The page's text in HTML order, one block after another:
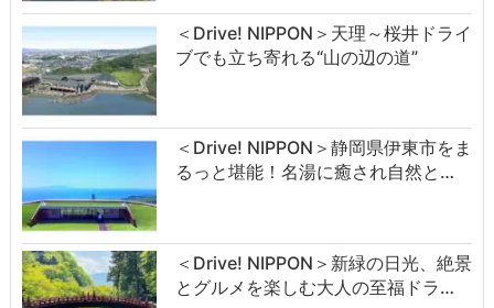
＜Drive! NIPPON＞天理～桜井ドライ
ブでも立ち寄れる“山の辺の道”
＜Drive! NIPPON＞静岡県伊東市をま
るっと堪能！名湯に癒され自然と…
＜Drive! NIPPON＞新緑の日光、絶景
とグルメを楽しむ大人の至福ドラ…